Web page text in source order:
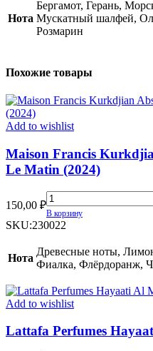
quantity
Нота
Бергамот, Герань,
Мускатный шалфей,
Розмарин
Похожие товары
Add to wishlist
Maison Francis
Le Matin (2024)
150,00 ₽
Maison
Francis
Kurkdjian
Pour
Le
(2024)
quantity
В корзину
SKU:230022
Нота
Древесные ноты,
Фиалка, Флёрдоранж,
Add to wishlist
Lattafa Perfumes